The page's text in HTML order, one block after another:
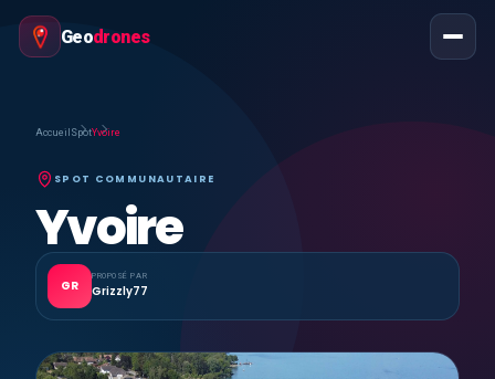
Geodrones
Accueil SpotYvoire
SPOT COMMUNAUTAIRE
Yvoire
GR
PROPOSÉ PAR
Grizzly77